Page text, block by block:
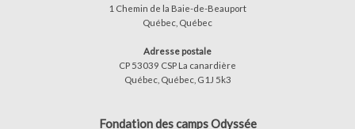
1 Chemin de la Baie-de-Beauport
Québec, Québec
Adresse postale
CP 53039 CSP La canardière
Québec, Québec, G1J 5k3
Fondation des camps Odyssée